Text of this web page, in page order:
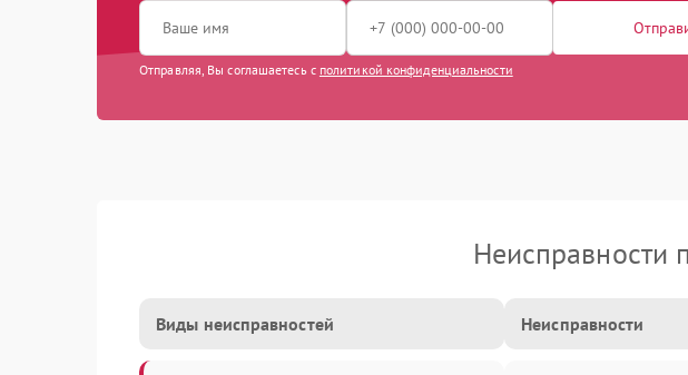
Отправляя, Вы соглашаетесь с политикой конфиденциальности
Неисправности
Виды неисправностей Неисправности